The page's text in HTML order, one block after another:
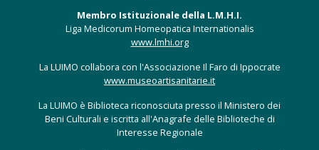
Membro Istituzionale della L.M.H.I.
Liga Medicorum Homeopatica Internationalis
www.lmhi.org
La LUIMO collabora con l'Associazione Il Faro di Ippocrate
www.museoartisanitarie.it
La LUIMO è Biblioteca riconosciuta presso il Ministero dei
Beni Culturali e iscritta all'Anagrafe delle Biblioteche di
Interesse Regionale